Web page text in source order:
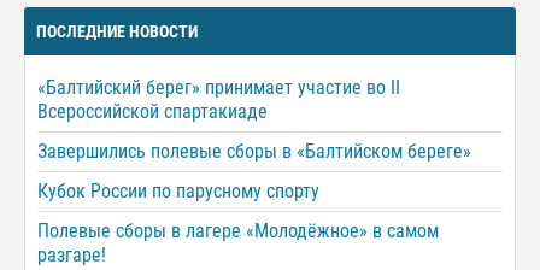
ПОСЛЕДНИЕ НОВОСТИ
«Балтийский берег» принимает участие во II
Всероссийской спартакиаде
Завершились полевые сборы в «Балтийском береге»
Кубок России по парусному спорту
Полевые сборы в лагере «Молодёжное» в самом
разгаре!